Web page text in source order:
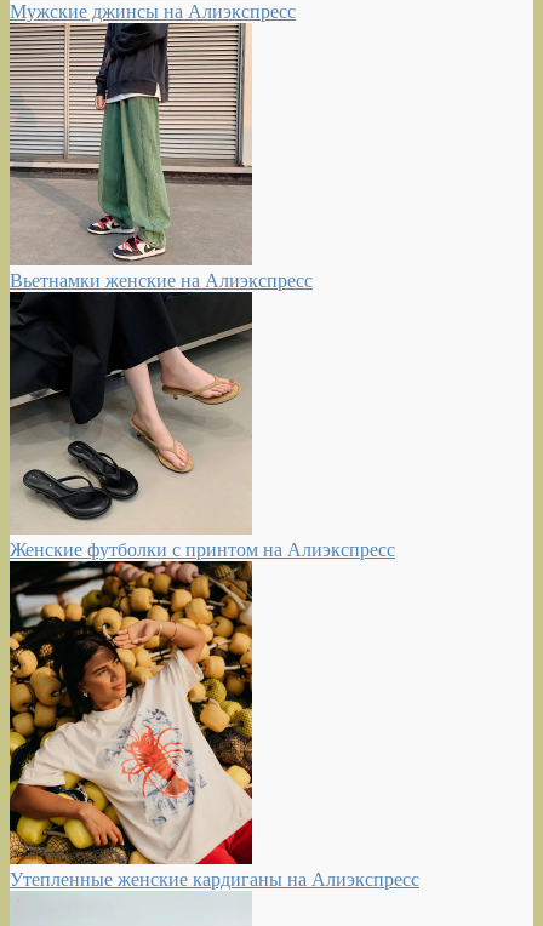
Мужские джинсы на Алиэкспресс
Вьетнамки женские на Алиэкспресс
Женские футболки с принтом на Алиэкспресс
Утепленные женские кардиганы на Алиэкспресс